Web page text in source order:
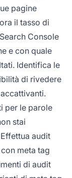
pagine
il tasso di
Console
e con quale
Identifica le
di rivedere
per le parole
stai
audit
meta tag
di audit